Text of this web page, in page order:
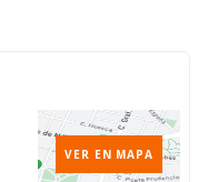
VER EN MAPA